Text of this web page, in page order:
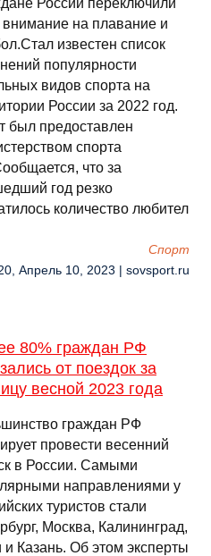
России переключили
внимание на плавание и
известен список
популярности
видов спорта на
России за 2022 год.
был предоставлен
спорта
что за
год резко
количество любител
Спорт
Апрель 10, 2023 | sovsport.ru
80% граждан РФ
от поездок за
весной 2023 года
граждан РФ
провести весенний
в России. Самыми
направлениями у
туристов стали
Москва, Калининград,
и Казань. Об этом эксперты